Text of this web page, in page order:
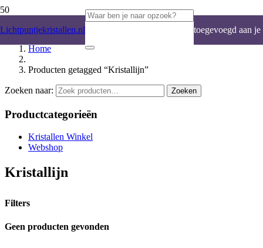
Lichtpuntjekristallen.nl toegevoegd aan je
Home
Producten getagged “Kristallijn”
Zoeken naar: Zoeken
Productcategorieën
Kristallen Winkel
Webshop
Kristallijn
Filters
Geen producten gevonden